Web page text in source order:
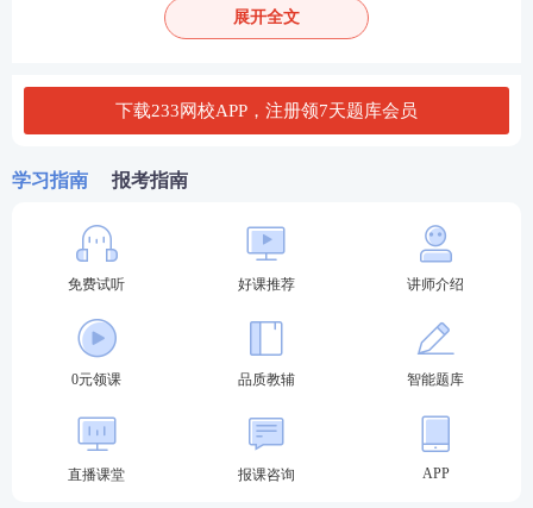
担保合同无效的情形不仅包括违反法律、行政法规的
形：以公益为目的的非营利性学校、幼儿园、医疗机
构、养老机构等提供担保的，原则上担保合同无效;但
生设施、养老服务设施和其他公益设施时，出卖人、
出租人为担保价款或者租金实现而在该公益设施上保
留所有权;
②以教育设施、医疗卫生设施、养老服务设施和其他
公益设施以外的不动产、动产或者财产权利设立担保
物权。
展开全文
下载233网校APP，注册领7天题库会员
学习指南 报考指南
免费试听 好课推荐 讲师介绍
0元领课 品质教辅 智能题库
直播课堂 报课咨询 APP